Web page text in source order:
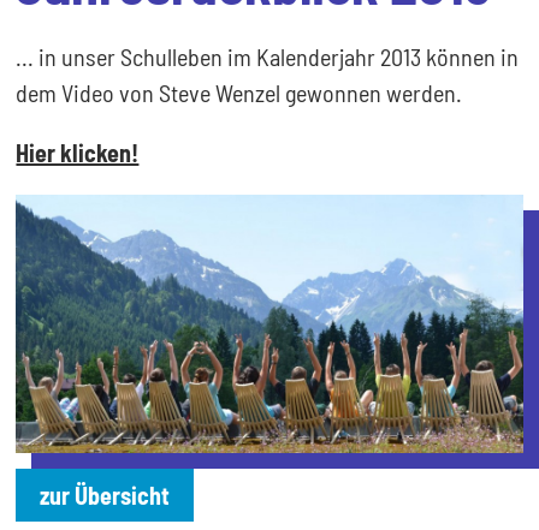
... in unser Schulleben im Kalenderjahr 2013 können in
dem Video von Steve Wenzel gewonnen werden.
Hier klicken!
zur Übersicht